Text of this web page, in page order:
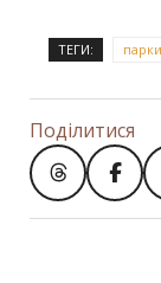
ТЕГИ: парки
Поділитися